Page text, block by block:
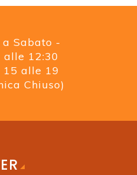
Sabato -
12:30
15 alle 19
Chiuso)